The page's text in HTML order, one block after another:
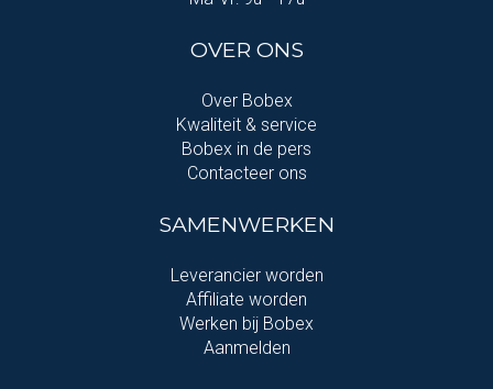
OVER ONS
Over Bobex
Kwaliteit & service
Bobex in de pers
Contacteer ons
SAMENWERKEN
Leverancier worden
Affiliate worden
Werken bij Bobex
Aanmelden